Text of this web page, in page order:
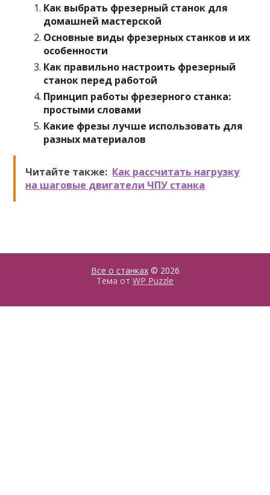
Как выбрать фрезерный станок для
домашней мастерской
Основные виды фрезерных станков и их
особенности
Как правильно настроить фрезерный
станок перед работой
Принцип работы фрезерного станка:
простыми словами
Какие фрезы лучше использовать для
разных материалов
Читайте также: Как рассчитать нагрузку
на шаговые двигатели ЧПУ станка
Все о станках© 2026
Тема от WP Puzzle